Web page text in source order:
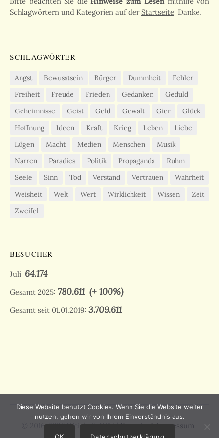
Schlagwörtern und Kategorien auf der Startseite. Danke.
SCHLAGWÖRTER
Angst Bewusstsein Bürger Dummheit
Fehler
Freiheit
Freude Frieden Gedanken
Geduld
Geheimnisse
Geist Geld Gewalt Gier
Glück
Hoffnung
Ideen Kraft Krieg Leben
Liebe
Lügen
Macht Medien Menschen
Musik
Narren
Paradies Politik Propaganda
Ruhm
Seele
Sinn Tod Verstand Vertrauen
Wahrheit
Weisheit
Welt Wert Wirklichkeit Wissen
Zeit
Zweifel
BESUCHER
Juli: 64.174
Gesamt 2025: 780.611(+ 100%)
Gesamt seit 01.01.2019: 3.709.611
© 2016-2026 Weisheit-Wiki |Kontakt & Impressum
Diese Website benutzt Cookies. Wenn Sie die Website weiter
nutzen, gehen wir von Ihrem Einverständnis aus.